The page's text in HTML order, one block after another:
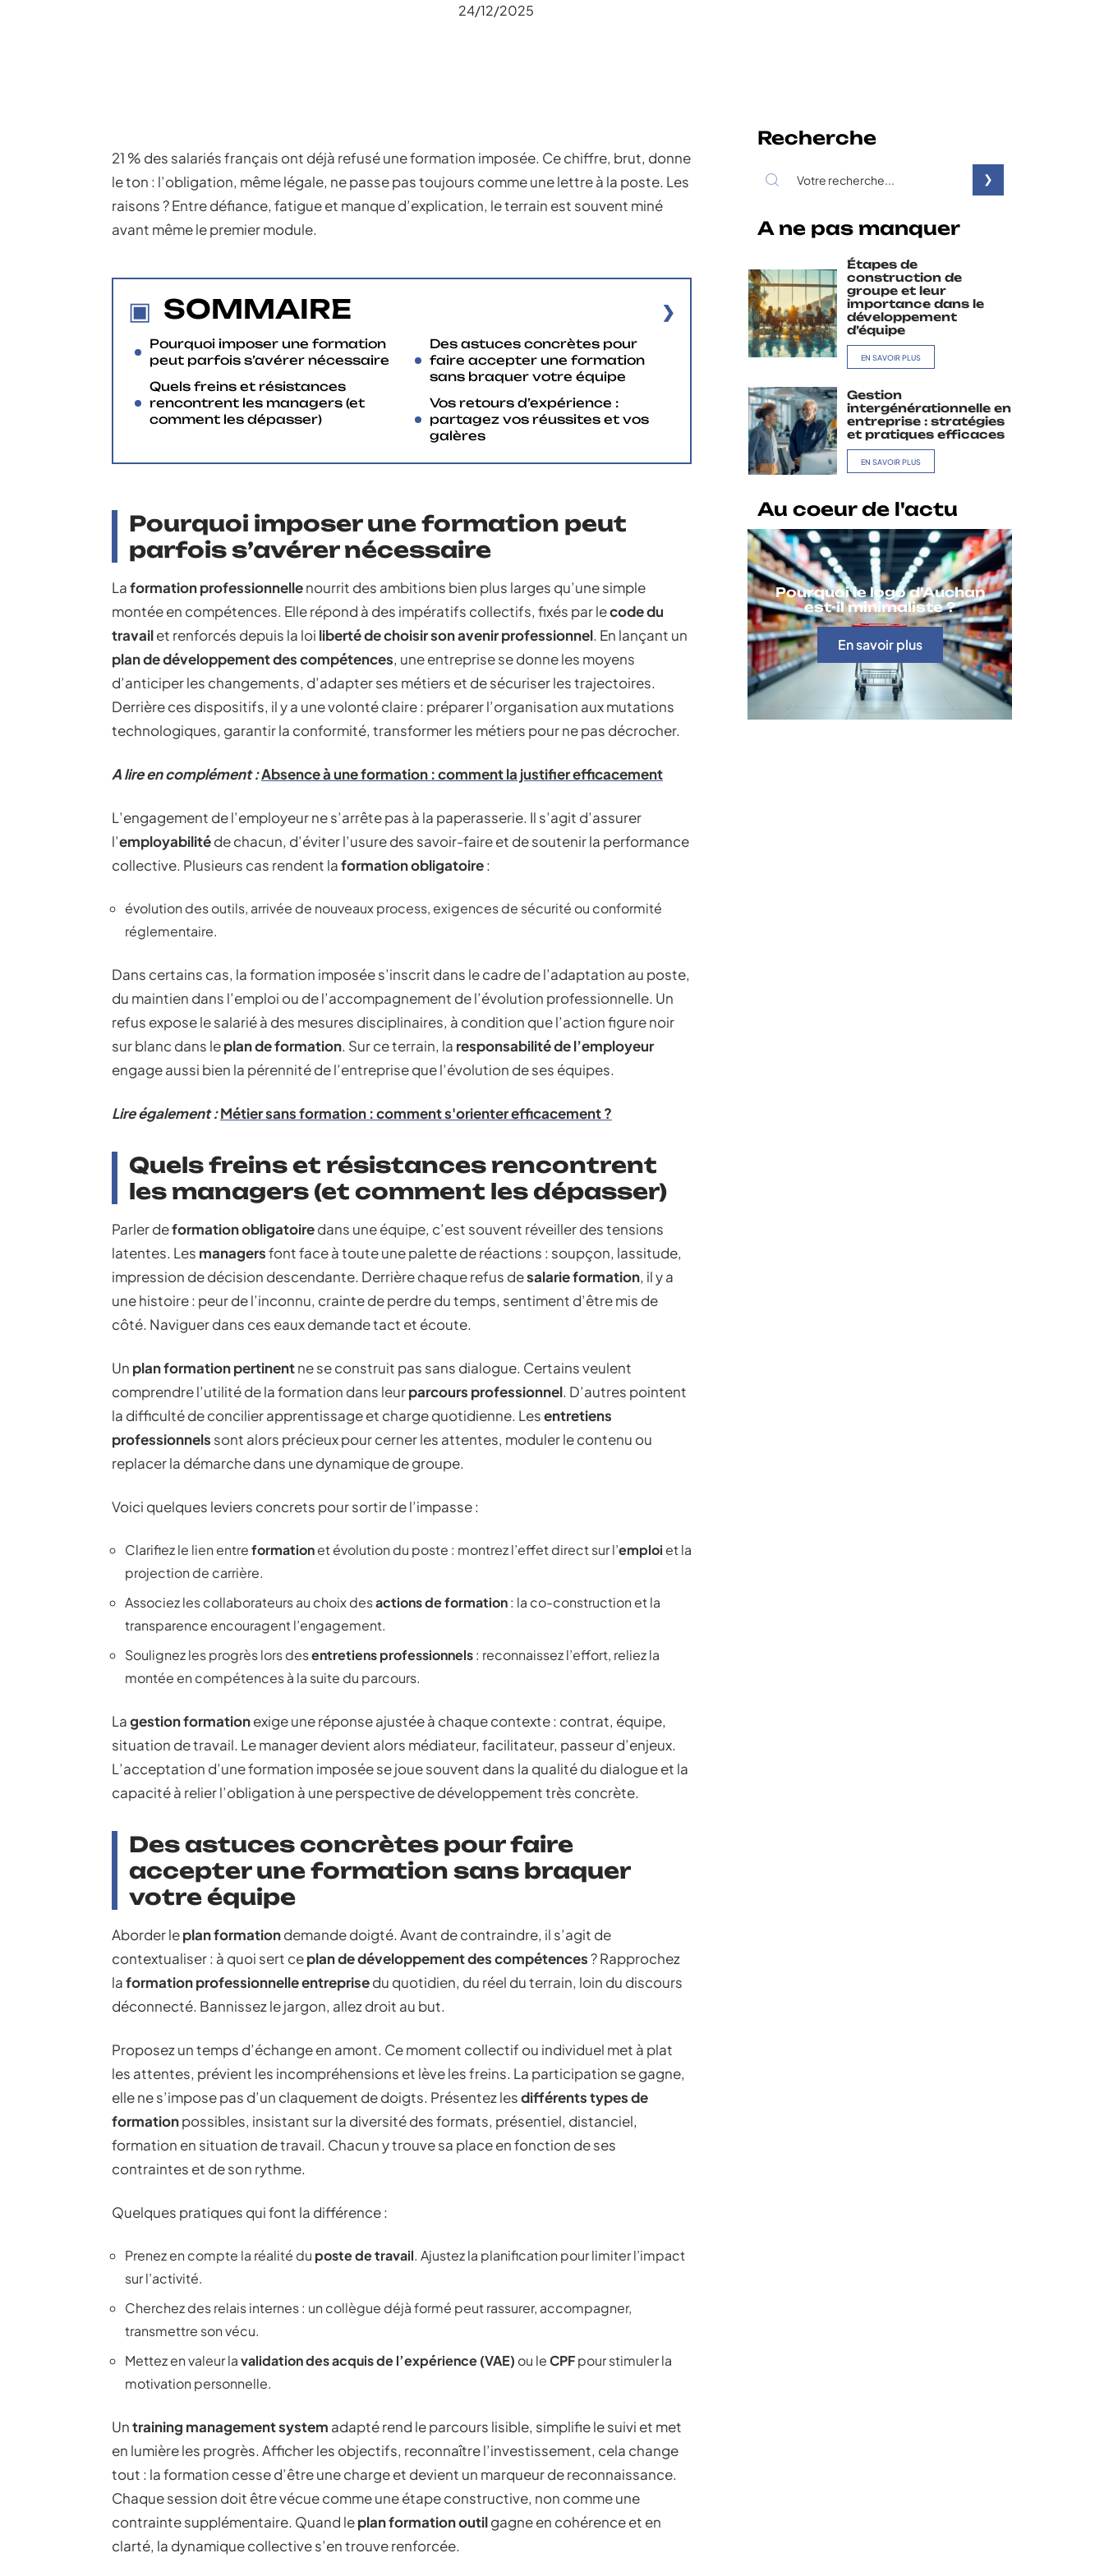
24/12/2025
21 % des salariés français ont déjà refusé une formation imposée. Ce chiffre, brut, donne
le ton : l’obligation, même légale, ne passe pas toujours comme une lettre à la poste. Les
raisons ? Entre défiance, fatigue et manque d’explication, le terrain est souvent miné
avant même le premier module.
SOMMAIRE
Pourquoi imposer une formation
peut parfois s’avérer nécessaire
Quels freins et résistances
rencontrent les managers (et
comment les dépasser)
Des astuces concrètes pour
faire accepter une formation
sans braquer votre équipe
Vos retours d’expérience :
partagez vos réussites et vos
galères
Pourquoi imposer une formation peut
parfois s’avérer nécessaire
Laformation professionnellenourrit des ambitions bien plus larges qu’une simple
montée en compétences. Elle répond à des impératifs collectifs, fixés par lecode du
travailet renforcés depuis la loi liberté de choisir son avenir professionnel. En lançant un
plan de développement des compétences, une entreprise se donne les moyens
d’anticiper les changements, d’adapter ses métiers et de sécuriser les trajectoires.
Derrière ces dispositifs, il y a une volonté claire : préparer l’organisation aux mutations
technologiques, garantir la conformité, transformer les métiers pour ne pas décrocher.
A lire en complément :Absence à une formation : comment la justifier efficacement
L’engagement de l’employeur ne s’arrête pas à la paperasserie. Il s’agit d’assurer
l’employabilitéde chacun, d’éviter l’usure des savoir-faire et de soutenir la performance
collective. Plusieurs cas rendent laformation obligatoire:
évolution des outils, arrivée de nouveaux process, exigences de sécurité ou conformité
réglementaire.
Dans certains cas, la formation imposée s’inscrit dans le cadre de l’adaptation au poste,
du maintien dans l’emploi ou de l’accompagnement de l’évolution professionnelle. Un
refus expose le salarié à des mesures disciplinaires, à condition que l’action figure noir
sur blanc dans leplan de formation. Sur ce terrain, la responsabilité de l’employeur
engage aussi bien la pérennité de l’entreprise que l’évolution de ses équipes.
Lire également :Métier sans formation : comment s'orienter efficacement ?
Quels freins et résistances rencontrent
les managers (et comment les dépasser)
Parler deformation obligatoiredans une équipe, c’est souvent réveiller des tensions
latentes. Les managersfont face à toute une palette de réactions : soupçon, lassitude,
impression de décision descendante. Derrière chaque refus desalarie formation, il y a
une histoire : peur de l’inconnu, crainte de perdre du temps, sentiment d’être mis de
côté. Naviguer dans ces eaux demande tact et écoute.
Un plan formation pertinentne se construit pas sans dialogue. Certains veulent
comprendre l’utilité de la formation dans leurparcours professionnel. D’autres pointent
la difficulté de concilier apprentissage et charge quotidienne. Lesentretiens
professionnels sont alors précieux pour cerner les attentes, moduler le contenu ou
replacer la démarche dans une dynamique de groupe.
Voici quelques leviers concrets pour sortir de l’impasse :
Clarifiez le lien entreformationet évolution du poste : montrez l’effet direct sur l’emploi et la
projection de carrière.
Associez les collaborateurs au choix desactions de formation: la co-construction et la
transparence encouragent l’engagement.
Soulignez les progrès lors desentretiens professionnels: reconnaissez l’effort, reliez la
montée en compétences à la suite du parcours.
Lagestion formationexige une réponse ajustée à chaque contexte : contrat, équipe,
situation de travail. Le manager devient alors médiateur, facilitateur, passeur d’enjeux.
L’acceptation d’une formation imposée se joue souvent dans la qualité du dialogue et la
capacité à relier l’obligation à une perspective de développement très concrète.
Des astuces concrètes pour faire
accepter une formation sans braquer
votre équipe
Aborder leplan formationdemande doigté. Avant de contraindre, il s’agit de
contextualiser : à quoi sert ceplan de développement des compétences? Rapprochez
laformation professionnelle entreprisedu quotidien, du réel du terrain, loin du discours
déconnecté. Bannissez le jargon, allez droit au but.
Proposez un temps d’échange en amont. Ce moment collectif ou individuel met à plat
les attentes, prévient les incompréhensions et lève les freins. La participation se gagne,
elle ne s’impose pas d’un claquement de doigts. Présentez lesdifférents types de
formationpossibles, insistant sur la diversité des formats, présentiel, distanciel,
formation en situation de travail. Chacun y trouve sa place en fonction de ses
contraintes et de son rythme.
Quelques pratiques qui font la différence :
Prenez en compte la réalité du poste de travail. Ajustez la planification pour limiter l’impact
sur l’activité.
Cherchez des relais internes : un collègue déjà formé peut rassurer, accompagner,
transmettre son vécu.
Mettez en valeur lavalidation des acquis de l’expérience (VAE) ou leCPFpour stimuler la
motivation personnelle.
Untraining management system adapté rend le parcours lisible, simplifie le suivi et met
en lumière les progrès. Afficher les objectifs, reconnaître l’investissement, cela change
tout : la formation cesse d’être une charge et devient un marqueur de reconnaissance.
Chaque session doit être vécue comme une étape constructive, non comme une
contrainte supplémentaire. Quand leplan formation outilgagne en cohérence et en
clarté, la dynamique collective s’en trouve renforcée.
Recherche
A ne pas manquer
Étapes de
construction de
groupe et leur
importance dans le
développement
d’équipe
EN SAVOIR PLUS
Gestion
intergénérationnelle en
entreprise : stratégies
et pratiques efficaces
EN SAVOIR PLUS
Au coeur de l'actu
Pourquoi le logo d’Auchan
est-il minimaliste ?
En savoir plus